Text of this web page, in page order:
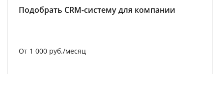
Подобрать CRM-систему для компании
От 1 000 руб./месяц